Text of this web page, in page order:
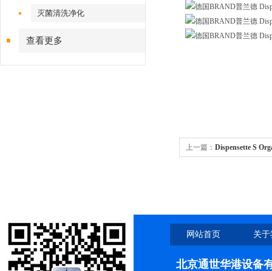
灭菌清洗净化
查看更多
上一篇： Dispensette S
网站首页 关
北京通世华港设备